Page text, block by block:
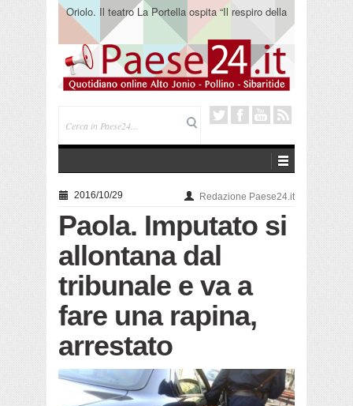
Oriolo. Il teatro La Portella ospita “Il respiro della
terra” del collettivo 365
2016/10/29 Redazione Paese24.it
Paola. Imputato si
allontana dal
tribunale e va a
fare una rapina,
arrestato